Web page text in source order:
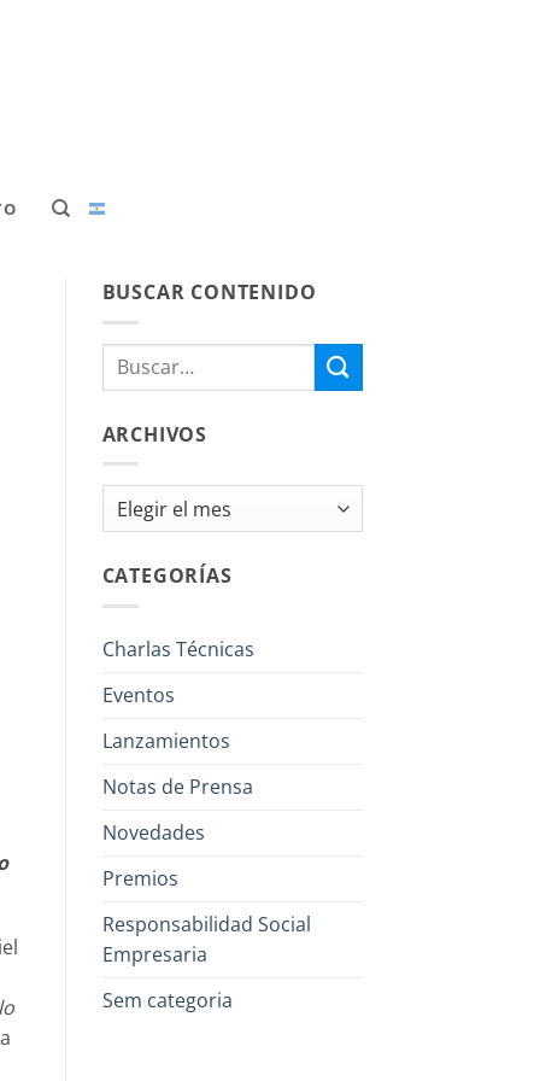
BUSCAR CONTENIDO
ARCHIVOS
Archivos
CATEGORÍAS
Charlas Técnicas
Eventos
Lanzamientos
Notas de Prensa
Novedades
Premios
Responsabilidad Social
Empresaria
Sem categoria